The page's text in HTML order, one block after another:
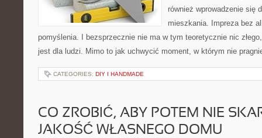
również wprowadzenie się
mieszkania. Impreza bez
pomyślenia. I bezsprzecznie nie ma w tym teoretycznie nic
jest dla ludzi. Mimo to jak uchwycić moment, w którym nie
CATEGORIES: DIY I HANDMADE
CO ZROBIĆ, ABY POTEM NIE
JAKOŚĆ WŁASNEGO DOMU